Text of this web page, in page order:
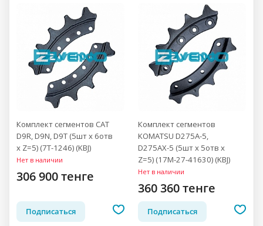
Комплект сегментов CAT
D9R, D9N, D9T (5шт x 6отв
x Z=5) (7T-1246) (KBJ)
Нет в наличии
306 900 тенге
Подписаться
Комплект сегментов
KOMATSU D275A-5,
D275AX-5 (5шт x 5отв x
Z=5) (17M-27-41630) (KBJ)
Нет в наличии
360 360 тенге
Подписаться